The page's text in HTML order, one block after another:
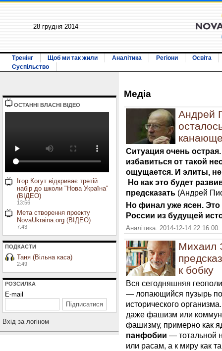
28 грудня 2014
Тренінг Щоб ми так жили Аналітика Регіони
Освіта
Суспільство
ОСТАННI ВЛАСНI ВIДЕО
Ігор Когут відкриває третій
набір до школи "Нова Україна"
(ВІДЕО)
13:56
Мета створення проекту
NovaUkraina.org (ВІДЕО)
7:43
ПОДКАСТИ
Таня (Вільна каса)
2:49
РОЗСИЛКА
E-mail
Вхiд за логiном
Медiа
Андрей
Ситуация очень
избавиться от такой
ощущается. И элиты,
Но как это будет
предсказать (Андрей
Но финал уже ясен.
России из будущей
Аналітика. 2014-12-14
Михаил
к бобку
Вся сегодняшняя
— лопающийся пузырь
исторического
даже фашизм или
фашизму, примерно как
панфобии — тотальной
или расам, а к миру как